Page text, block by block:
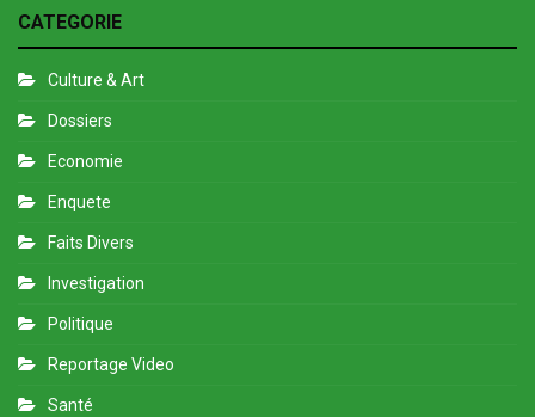
CATEGORIE
Culture & Art
Dossiers
Economie
Enquete
Faits Divers
Investigation
Politique
Reportage Video
Santé